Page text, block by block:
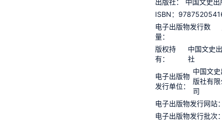
出版社：
中国文史出
ISBN：
电子出版物发行数
量：
版权持
有：
中国文史
社
电子出版物
发行单位：
中国文史
版社有限
司
电子出版物发行网站
电子出版物发行批次